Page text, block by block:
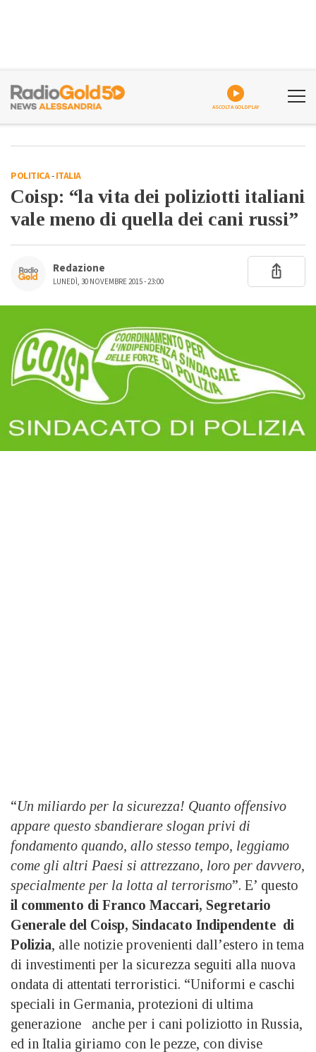
POLITICA-ITALIA
Coisp: “la vita dei poliziotti italiani
vale meno di quella dei cani russi”
Redazione
LUNEDÌ, 30 NOVEMBRE 2015 - 23:00
“Un miliardo per la sicurezza! Quanto offensivo
appare questo sbandierare slogan privi di
fondamento quando, allo stesso tempo, leggiamo
come gli altri Paesi si attrezzano, loro per davvero,
specialmente per la lotta al terrorismo”. E’ questo
il commento di Franco Maccari, Segretario
Generale del Coisp, Sindacato Indipendente di
Polizia, alle notizie provenienti dall’estero in tema
di investimenti per la sicurezza seguiti alla nuova
ondata di attentati terroristici. “Uniformi e caschi
speciali in Germania, protezioni di ultima
generazione anche per i cani poliziotto in Russia,
ed in Italia giriamo con le pezze, con divise